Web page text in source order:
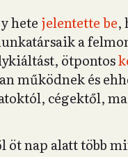
hete jelentette be,
a
ötpontos
működnek és
cégektől,
öt nap alatt több